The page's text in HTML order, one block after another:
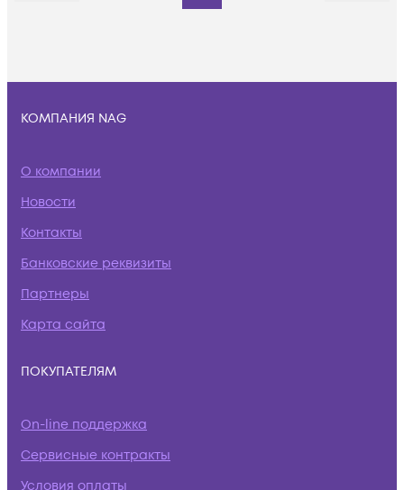
КОМПАНИЯ NAG
О компании
Новости
Контакты
Банковские реквизиты
Партнеры
Карта сайта
ПОКУПАТЕЛЯМ
On-line поддержка
Сервисные контракты
Условия оплаты